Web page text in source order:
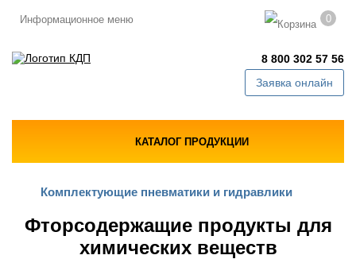
Информационное меню 0
8 800 302 57 56
Заявка онлайн
КАТАЛОГ ПРОДУКЦИИ
Комплектующие пневматики и гидравлики
Фторсодержащие продукты для
химических веществ